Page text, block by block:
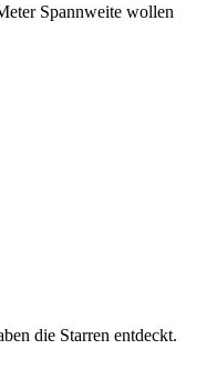
Spannweite wollen
die Starren entdeckt.